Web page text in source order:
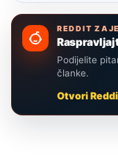
REDDIT
Podijelite
članke.
Otvori